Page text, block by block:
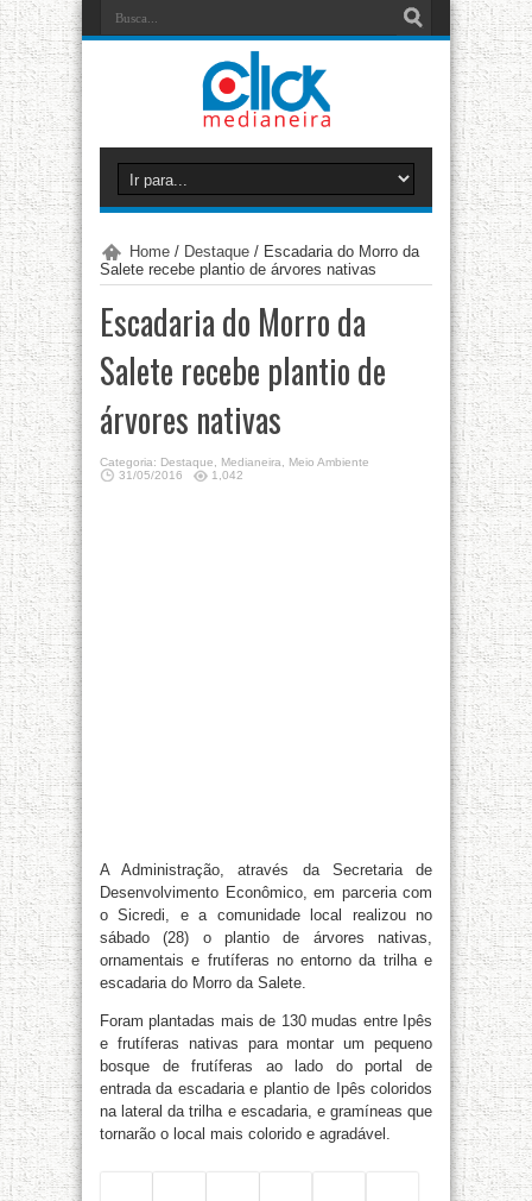
Home / Destaque / Escadaria do Morro da
Salete recebe plantio de árvores nativas
Escadaria do Morro da
Salete recebe plantio de
árvores nativas
Categoria: Destaque Medianeira
Meio Ambiente
31/05/2016
1,042
A Administração, através da Secretaria de
Desenvolvimento Econômico, em parceria com
o Sicredi, e a comunidade local realizou no
sábado (28) o plantio de árvores nativas,
ornamentais e frutíferas no entorno da trilha e
escadaria do Morro da Salete.
Foram plantadas mais de 130 mudas entre Ipês
e frutíferas nativas para montar um pequeno
bosque de frutíferas ao lado do portal de
entrada da escadaria e plantio de Ipês coloridos
na lateral da trilha e escadaria, e gramíneas que
tornarão o local mais colorido e agradável.